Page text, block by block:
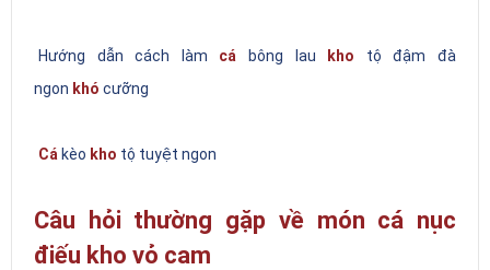
Hướng dẫn cách làm cá bông lau kho tộ đậm đà
ngon khó cưỡng
Cá kèo kho tộ tuyệt ngon
Câu hỏi thường gặp về món cá nục
điếu kho vỏ cam